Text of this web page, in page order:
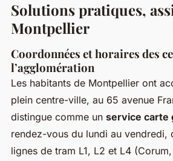
Solutions pratiques,
Montpellier
Coordonnées et horaires des
l’agglomération
Les habitants de Montpellier ont
plein centre-ville, au 65 avenue
distingue comme un service carte
rendez-vous du lundi au vendredi,
lignes de tram L1, L2 et L4